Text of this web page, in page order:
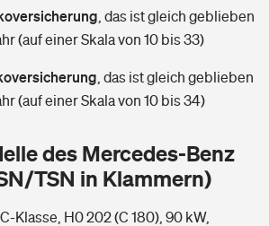
Wie gefährdet ist Ihr Haus?
Jetzt Versicherer finden
viel Geld bekomme ich im Alter?
das ist gleich geblieben
(auf einer Skala von 10 bis 33)
das ist gleich geblieben
(auf einer Skala von 10 bis 34)
des Mercedes-Benz
TSN in Klammern)
Klasse, H0 202 (C 180), 90 kW,